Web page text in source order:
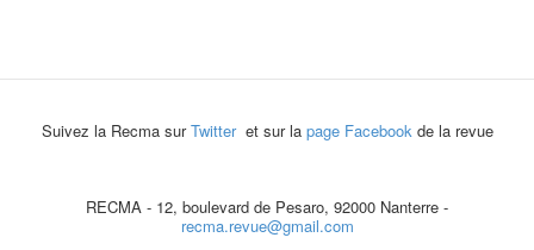
Suivez la Recma surTwitter et sur la page Facebook de la revue
RECMA - 12, boulevard de Pesaro, 92000 Nanterre -
recma.revue@gmail.com